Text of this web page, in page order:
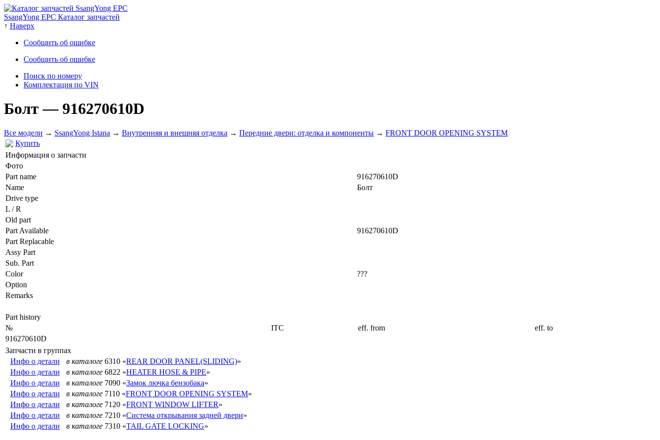
SsangYong EPC Каталог запчастей
↑ Наверх
Сообщить об ошибке
Сообщить об ошибке
Поиск по номеру
Комплектация по VIN
Болт— 916270610D
Все модели → SsangYong Istana → Внутренняя и внешняя отделка → Передние двери: отделка и компоненты → FRONT DOOR OPENING SYSTEM
Купить
Информация о запчасти
Фото
Part name
916270610D
Name
Болт
Drive type
L / R
Old part
Part Available
916270610D
Part Replacable
Assy Part
Sub. Part
Color
???
Option
Remarks
Part history
№
ITC eff. from
eff. to
916270610D
Запчасти в группах
Инфо о детали
в каталоге 6310 «REAR DOOR PANEL(SLIDING)»
Инфо о детали
в каталоге 6822 «HEATER HOSE & PIPE»
Инфо о детали
в каталоге 7090 «Замок лючка бензобака»
Инфо о детали
в каталоге 7110 «FRONT DOOR OPENING SYSTEM»
Инфо о детали
в каталоге 7120 «FRONT WINDOW LIFTER»
Инфо о детали
в каталоге 7210 «Система открывания задней двери»
Инфо о детали
в каталоге 7310 «TAIL GATE LOCKING»